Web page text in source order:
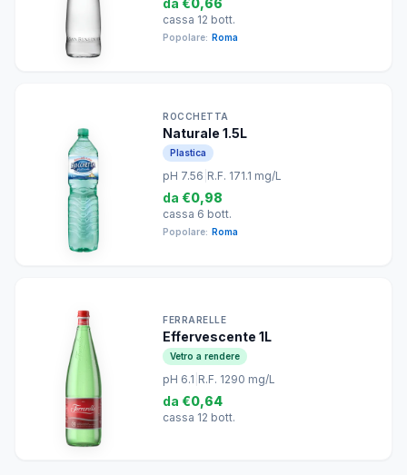
da €0,66
cassa 12 bott.
Popolare: Roma
ROCCHETTA
Naturale 1.5L
Plastica
pH 7.56 R.F. 171.1 mg/L
da €0,98
cassa 6 bott.
Popolare: Roma
FERRARELLE
Effervescente 1L
Vetro a rendere
pH 6.1 R.F. 1290 mg/L
da €0,64
cassa 12 bott.